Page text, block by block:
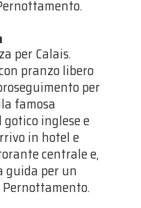
per Calais.
pranzo libero
per
famosa
inglese e
in hotel e
centrale e,
guida per un